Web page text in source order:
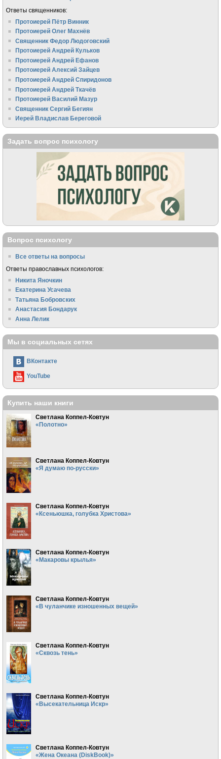
Ответы священников:
Протоиерей Пётр Винник
Протоиерей Олег Махнёв
Священник Федор Людоговский
Протоиерей Андрей Кульков
Протоиерей Андрей Ефанов
Протоиерей Алексий Зайцев
Протоиерей Андрей Спиридонов
Протоиерей Андрей Ткачёв
Протоиерей Василий Мазур
Священник Сергий Бегиян
Иерей Владислав Береговой
Задать вопрос психологу
Вопрос психологу
Все ответы на вопросы
Ответы православных психологов:
Никита Яночкин
Екатерина Усачева
Татьяна Бобровских
Анастасия Бондарук
Анна Лелик
Мы в социальных сетях
ВКонтакте
YouTube
Купить наши книги
Светлана Коппел-Ковтун
«Полотно»
Светлана Коппел-Ковтун
«Я думаю по-русски»
Светлана Коппел-Ковтун
«Ксеньюшка, голубка Христова»
Светлана Коппел-Ковтун
«Макаровы крылья»
Светлана Коппел-Ковтун
«В чуланчике изношенных вещей»
Светлана Коппел-Ковтун
«Сквозь тень»
Светлана Коппел-Ковтун
«Высекательница Искр»
Светлана Коппел-Ковтун
«Жена Океана (DiskBook)»